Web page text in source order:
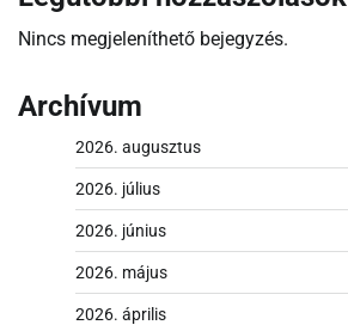
Nincs megjeleníthető bejegyzés.
Archívum
2026. augusztus
2026. július
2026. június
2026. május
2026. április